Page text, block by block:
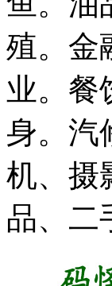
殖。金
业。餐
身。汽
机、摄
品、二